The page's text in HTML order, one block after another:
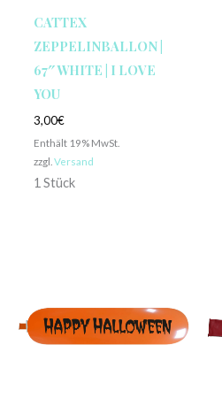
CATTEX
ZEPPELINBALLON |
67″ WHITE | I LOVE
YOU
3,00€
Enthält 19% MwSt.
zzgl. Versand
1 Stück